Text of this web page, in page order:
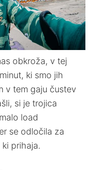
obkroža, v tej
ki smo jih
v tem gaju čustev
si je trojica
load
se odločila za
prihaja.